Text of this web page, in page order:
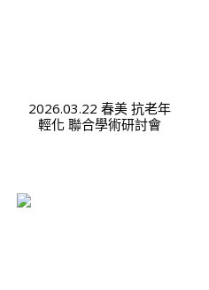
2026.03.22 春美 抗老年
輕化 聯合學術研討會